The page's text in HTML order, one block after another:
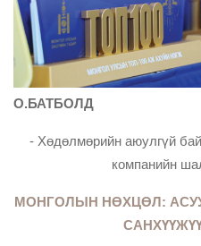
О.БАТБОЛД
- Хөдөлмөрийн аюулгүй
компанийн
МОНГОЛЫН НӨХЦӨЛ: